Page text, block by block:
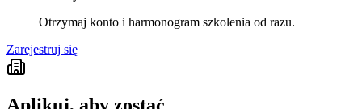
Otrzymaj konto i harmonogram szkolenia od razu.
Zarejestruj się